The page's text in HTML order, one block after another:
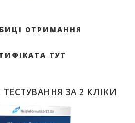
ОТРИМАННЯ
ТУТ
ЗА 2 КЛІКИ